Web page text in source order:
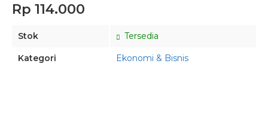
Rp 114.000
Stok Tersedia
Kategori Ekonomi & Bisnis